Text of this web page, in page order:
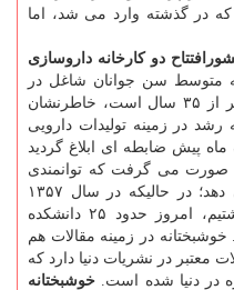
که در گذشته وارد می شد، اما
افتتاح دو کارخانه داروسازی
متوسط سن جوانان شاغل در
شرکت های دانش بنیان دارویی کمتر از ۳۵ سال است، خاطرنشان
در زمینه تولیدات دارویی
پیش ضابطه ای ابلاغ گردید
صورت می گرفت که توانمندی
های داروسازان کشور را نشان می دهد؛ در حالیکه در سال ۱۳۵۷
چهار یا پنج دانشکده داروسازی داشتیم، امروز حدود ۲۵ دانشکده
در زمینه مقالات هم
معتبر در نشریات دنیا دارد که
در دنیا شده است. خوشبختانه